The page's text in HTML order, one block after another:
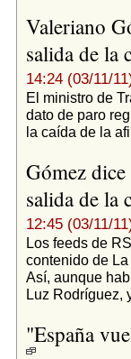
Valeriano
salida de la
14:24 (03/11/
El ministro de
dato de paro
la caída de la
Gómez dice
salida de la
12:45 (03/11/
Los feeds de
contenido de
Así, aunque
Luz Rodríguez,
"España